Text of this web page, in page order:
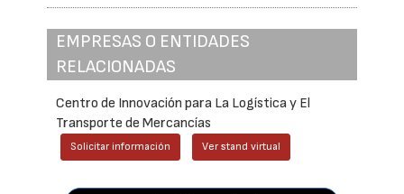
EMPRESAS O ENTIDADES
RELACIONADAS
Centro de Innovación para La Logística y El
Transporte de Mercancías
Solicitar información Ver stand virtual